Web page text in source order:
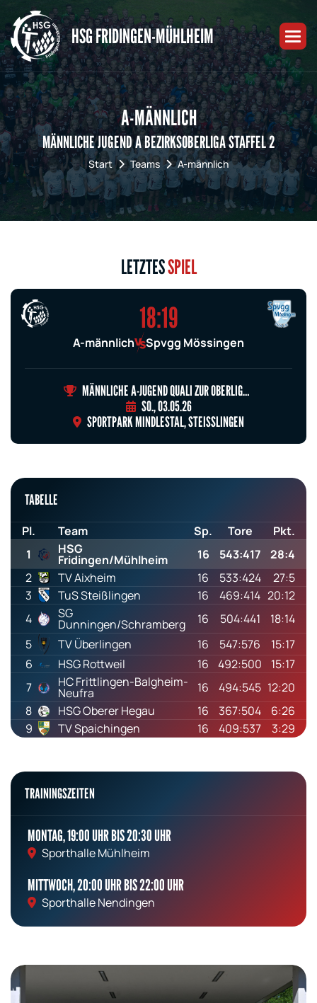
HSG FRIDINGEN-MÜHLHEIM
A-MÄNNLICH
MÄNNLICHE JUGEND A BEZIRKSOBERLIGA STAFFEL 2
Start Teams A-männlich
LETZTESSPIEL
18:19
A-männlich Spvgg Mössingen
MÄNNLICHE A-JUGEND QUALI ZUR OBERLIGA GRUPPE 3
SO., 03.05.26
SPORTPARK MINDLESTAL, STEISSLINGEN
TABELLE
Pl. Team Sp. Tore
Pkt.
1
HSG
Fridingen/Mühlheim 16 543:417
28:4
2
TV Aixheim 16 533:424
27:5
3
TuS Steißlingen 16 469:414 20:12
4
SG
Dunningen/Schramberg 16 504:441
18:14
5
TV Überlingen 16 547:576
15:17
6
HSG Rottweil 16 492:500
15:17
7
HC Frittlingen-Balgheim-
Neufra 16 494:545 12:20
8
HSG Oberer Hegau 16 367:504
6:26
9
TV Spaichingen 16 409:537 3:29
TRAININGSZEITEN
MONTAG, 19:00 UHR BIS 20:30 UHR
Sporthalle Mühlheim
MITTWOCH, 20:00 UHR BIS 22:00 UHR
Sporthalle Nendingen